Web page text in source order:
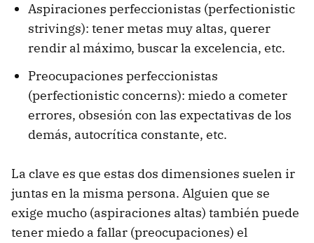
Aspiraciones perfeccionistas (perfectionistic
strivings): tener metas muy altas, querer
rendir al máximo, buscar la excelencia, etc.
Preocupaciones perfeccionistas
(perfectionistic concerns): miedo a cometer
errores, obsesión con las expectativas de los
demás, autocrítica constante, etc.
La clave es que estas dos dimensiones suelen ir
juntas en la misma persona. Alguien que se
exige mucho (aspiraciones altas) también puede
tener miedo a fallar (preocupaciones) el